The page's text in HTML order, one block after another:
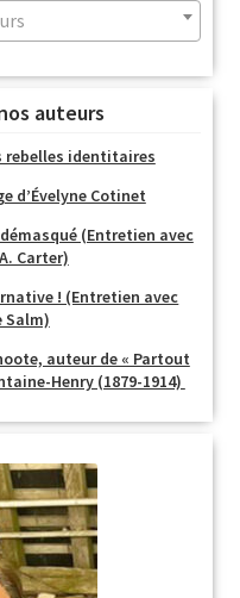
auteurs
rebelles identitaires
d’Évelyne Cotinet
(Entretien avec
Carter)
! (Entretien avec
Salm)
auteur de « Partout
Henry (1879-1914)